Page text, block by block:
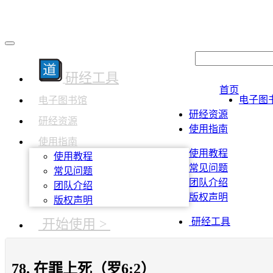
研经工具
电子图书馆
研经资源
使用指南
使用教程
常见问题
团队介绍
版权声明
开始使用 >
首页
电子图
研经资源
使用指南
使用教程
常见问题
团队介绍
版权声明
研经工具
78. 在罪上死（罗6:2）